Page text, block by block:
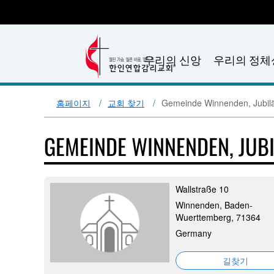
우리의 신앙 우리의 정체
홈페이지 교회 찾기 Gemeinde Winnenden,
GEMEINDE WINNENDEN,
Wallstraße 10
Winnenden, Baden-
Wuerttemberg, 71364
Germany
길찾기